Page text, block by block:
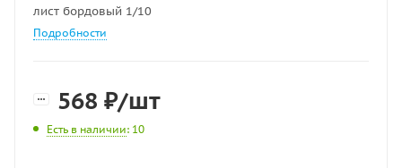
лист бордовый 1/10
Подробности
568 ₽/шт
Есть в наличии: 10